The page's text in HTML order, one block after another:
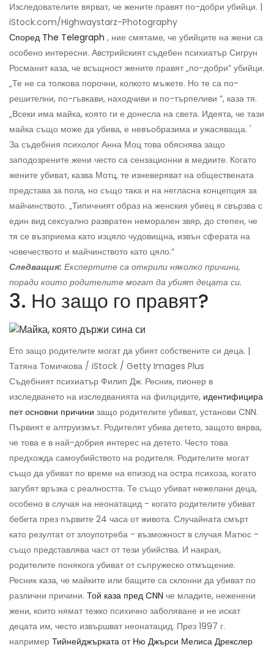
Изследователите вярват, че жените правят по-добри убийци. |
iStock.com/Highwaystarz-Photography
Според The ​​Telegraph , ние смятаме, че убийците на жени са
особено интересни. Австрийският съдебен психиатър Сигрун
Росманит каза, че всъщност жените правят „по-добри“ убийци.
„Те не са толкова порочни, колкото мъжете. Но те са по-
решителни, по-гъвкави, находчиви и по-търпеливи “, каза тя.
„Всеки има майка, която ги е донесла на света. Идеята, че тази
майка също може да убива, е невъобразима и ужасяваща. '
За съдебния психолог Анна Моц това обяснява защо
заподозрените жени често са сензационни в медиите. Когато
жените убиват, казва Мотц, те изневеряват на обществената
представа за пола, но също така и на негласна концепция за
майчинството. „Типичният образ на женския убиец я свързва с
един вид сексуално развратен неморален звяр, до степен, че
тя се възприема като изцяло чудовищна, извън сферата на
човечеството и майчинството като цяло.“
Следващия: Експертите са открили няколко причини,
поради които родителите могат да убият децата си.
3. Но защо го правят?
Ето защо родителите могат да убият собствените си деца. |
Татяна Томичкова / iStock / Getty Images Plus
Съдебният психиатър Филип Дж. Ресник, пионер в
изследването на изследванията на филцидите, идентифицира
пет основни причини защо родителите убиват, установи CNN.
Първият е алтруизмът. Родителят убива детето, защото вярва,
че това е в най-добрия интерес на детето. Често това
предхожда самоубийството на родителя. Родителите могат
също да убиват по време на епизод на остра психоза, когато
загубят връзка с реалността. Те също убиват нежелани деца,
особено в случая на неонатацид - когато родителите убиват
бебета през първите 24 часа от живота. Случайната смърт
като резултат от злоупотреба - възможност в случая Матюс -
също представлява част от тези убийства. И накрая,
родителите понякога убиват от съпружеско отмъщение.
Ресник каза, че майките или бащите са склонни да убиват по
различни причини. Той каза пред CNN че младите, неженени
жени, които нямат тежко психично заболяване и не искат
децата им, често извършват неонатацид. През 1997 г.
например Тийнейджърката от Ню Джърси Мелиса Дрекслер